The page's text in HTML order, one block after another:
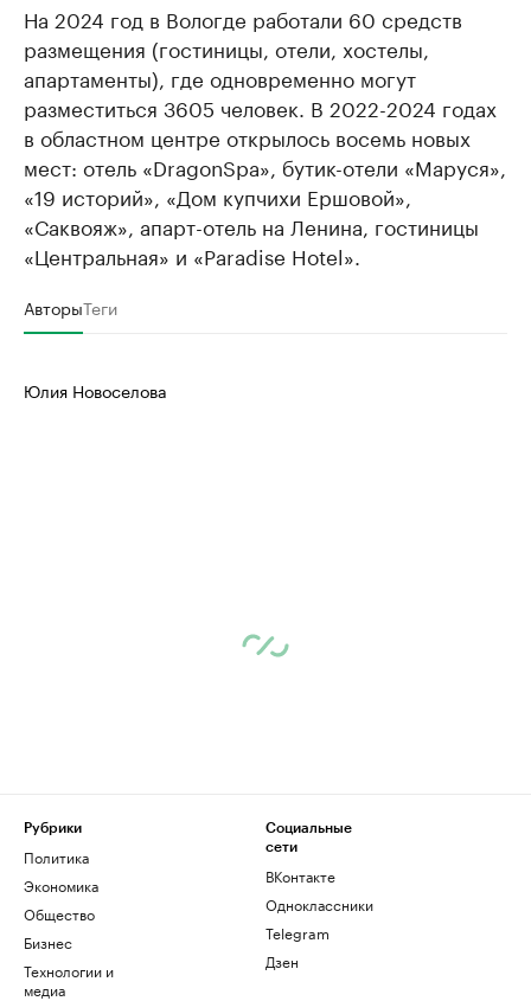
На 2024 год в Вологде работали 60 средств
размещения (гостиницы, отели, хостелы,
апартаменты), где одновременно могут
разместиться 3605 человек. В 2022-2024 годах
в областном центре открылось восемь новых
мест: отель «DragonSpa», бутик-отели «Маруся»,
«19 историй», «Дом купчихи Ершовой»,
«Саквояж», апарт-отель на Ленина, гостиницы
«Центральная» и «Paradise Hotel».
АвторыТеги
Юлия Новоселова
Рубрики
Политика
Экономика
Общество
Бизнес
Технологии и
медиа
Социальные
сети
ВКонтакте
Одноклассники
Telegram
Дзен